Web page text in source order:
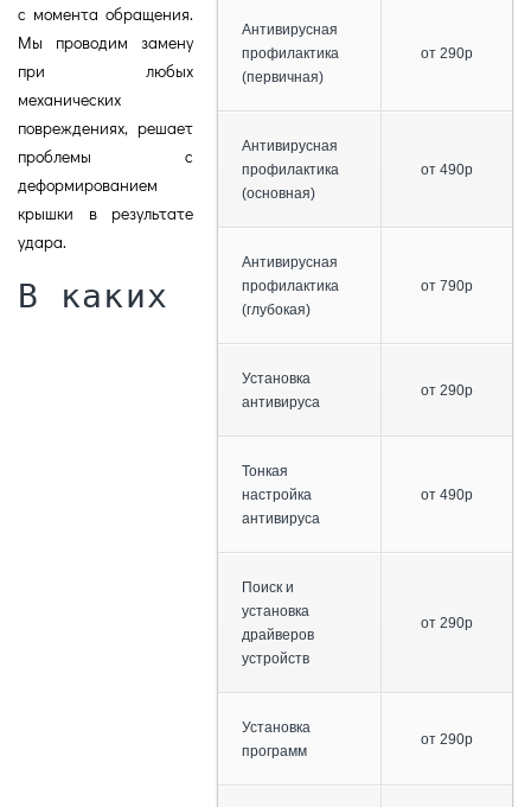
Антивирусная
профилактика
(первичная)
от 290р
Антивирусная
профилактика
(основная)
от 490р
Антивирусная
профилактика
(глубокая)
от 790р
Установка
антивируса
от 290р
Тонкая
настройка
антивируса
от 490р
Поиск и
установка
драйверов
устройств
от 290р
Установка
программ
от 290р
с момента обращения.
Мы проводим замену
при любых
механических
повреждениях, решает
проблемы с
деформированием
крышки в результате
удара.
В каких